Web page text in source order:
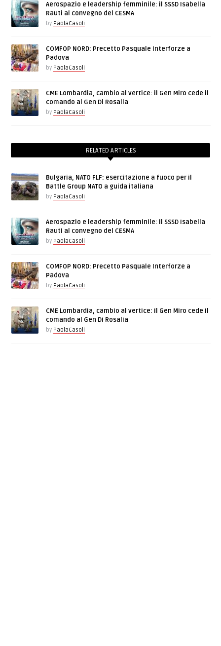
Aerospazio e leadership femminile: il SSSD Isabella
Rauti al convegno del CESMA
by PaolaCasoli
COMFOP NORD: Precetto Pasquale Interforze a
Padova
by PaolaCasoli
CME Lombardia, cambio al vertice: il Gen Miro cede il
comando al Gen Di Rosalia
by PaolaCasoli
RELATED ARTICLES
Bulgaria, NATO FLF: esercitazione a fuoco per il
Battle Group NATO a guida italiana
by PaolaCasoli
Aerospazio e leadership femminile: il SSSD Isabella
Rauti al convegno del CESMA
by PaolaCasoli
COMFOP NORD: Precetto Pasquale Interforze a
Padova
by PaolaCasoli
CME Lombardia, cambio al vertice: il Gen Miro cede il
comando al Gen Di Rosalia
by PaolaCasoli